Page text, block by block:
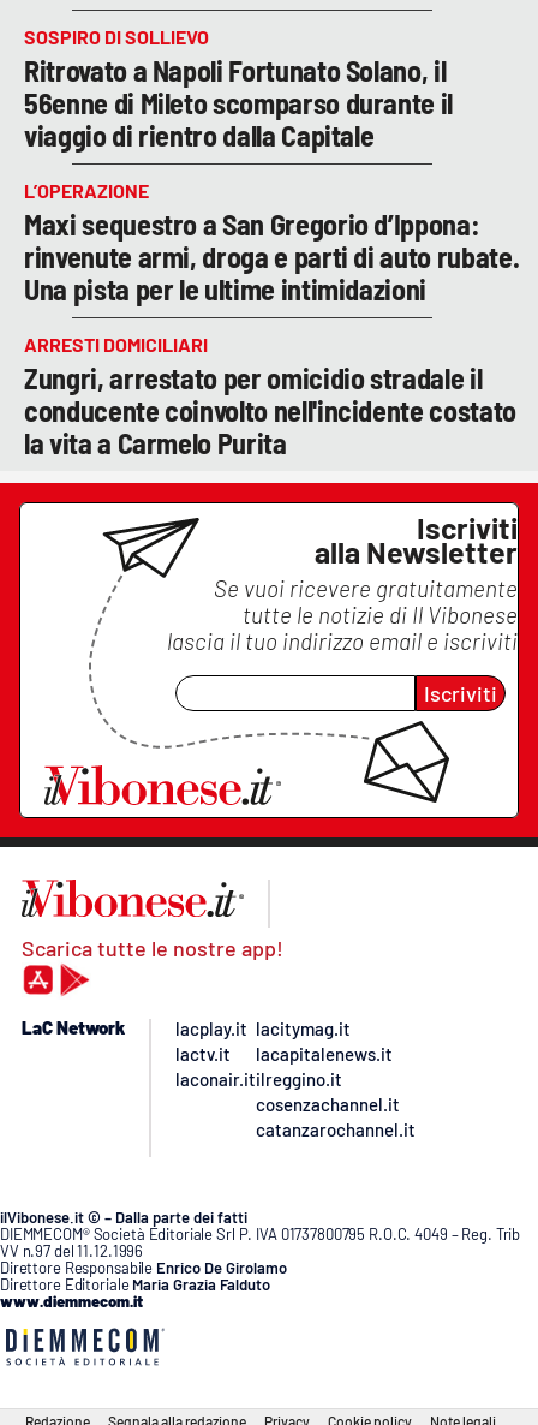
SOSPIRO DI SOLLIEVO
Ritrovato a Napoli Fortunato Solano, il
56enne di Mileto scomparso durante il
viaggio di rientro dalla Capitale
L’OPERAZIONE
Maxi sequestro a San Gregorio d’Ippona:
rinvenute armi, droga e parti di auto rubate.
Una pista per le ultime intimidazioni
ARRESTI DOMICILIARI
Zungri, arrestato per omicidio stradale il
conducente coinvolto nell'incidente costato
la vita a Carmelo Purita
Iscriviti
alla Newsletter
Se vuoi ricevere gratuitamente
tutte le notizie di Il Vibonese
lascia il tuo indirizzo email e iscriviti
Iscriviti
Scarica tutte le nostre app!
LaC Network
lacplay.it
lactv.it
laconair.it
lacitymag.it
lacapitalenews.it
ilreggino.it
cosenzachannel.it
catanzarochannel.it
ilVibonese.it © – Dalla parte dei fatti
DIEMMECOM® Società Editoriale Srl P. IVA 01737800795 R.O.C. 4049 – Reg. Trib
VV n.97 del 11.12.1996
Direttore Responsabile Enrico De Girolamo
Direttore Editoriale Maria Grazia Falduto
www.diemmecom.it
Redazione Segnala alla redazione Privacy Cookie policy Note legali